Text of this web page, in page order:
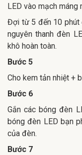
LED vào mạch máng
Đợi từ 5 đến 10 phút
nguyên thanh đèn
khô hoàn toàn.
Bước 5
Cho kem tản nhiệt +
Bước 6
Gắn các bóng đèn
bóng đèn LED bạn
của đèn.
Bước 7